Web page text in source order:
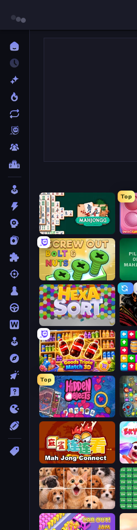
Top
Piece of Cake: Merge and Bake
Mahjongg Solitaire
Screw Out: Bolts and Nuts
Color Tap: Coloring by Numbers
Hexa Sort
Goods Triple Match 3D
Top
Hidden Objects
Mahjong Connect (Legacy)
Jigpic Solitaire